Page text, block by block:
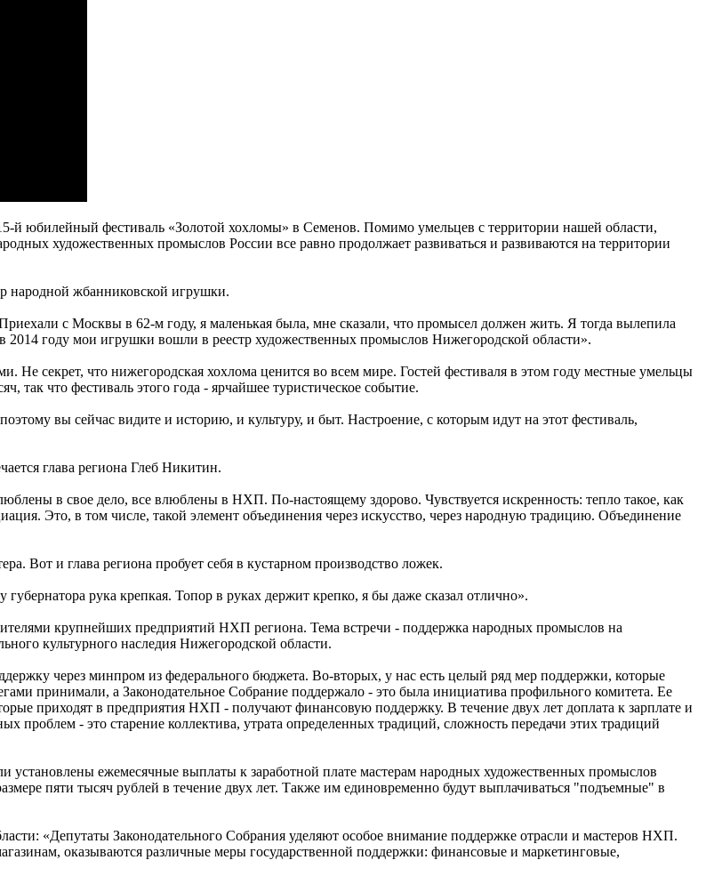
й юбилейный фестиваль «Золотой хохломы» в Семенов. Помимо умельцев с территории нашей области,
художественных промыслов России все равно продолжает развиваться и развиваются на территории
народной жбанниковской игрушки.
с Москвы в 62-м году, я маленькая была, мне сказали, что промысел должен жить. Я тогда вылепила
году мои игрушки вошли в реестр художественных промыслов Нижегородской области».
Не секрет, что нижегородская хохлома ценится во всем мире. Гостей фестиваля в этом году местные умельцы
так что фестиваль этого года - ярчайшее туристическое событие.
вы сейчас видите и историю, и культуру, и быт. Настроение, с которым идут на этот фестиваль,
глава региона Глеб Никитин.
в свое дело, все влюблены в НХП. По-настоящему здорово. Чувствуется искренность: тепло такое, как
Это, в том числе, такой элемент объединения через искусство, через народную традицию. Объединение
Вот и глава региона пробует себя в кустарном производство ложек.
рука крепкая. Топор в руках держит крепко, я бы даже сказал отлично».
крупнейших предприятий НХП региона. Тема встречи - поддержка народных промыслов на
культурного наследия Нижегородской области.
через минпром из федерального бюджета. Во-вторых, у нас есть целый ряд мер поддержки, которые
принимали, а Законодательное Собрание поддержало - это была инициатива профильного комитета. Ее
приходят в предприятия НХП - получают финансовую поддержку. В течение двух лет доплата к зарплате и
проблем - это старение коллектива, утрата определенных традиций, сложность передачи этих традиций
установлены ежемесячные выплаты к заработной плате мастерам народных художественных промыслов
пяти тысяч рублей в течение двух лет. Также им единовременно будут выплачиваться "подъемные" в
«Депутаты Законодательного Собрания уделяют особое внимание поддержке отрасли и мастеров НХП.
оказываются различные меры государственной поддержки: финансовые и маркетинговые,